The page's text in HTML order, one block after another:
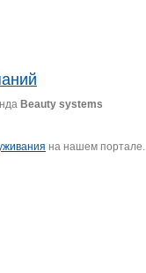
Beauty systems
на нашем портале.